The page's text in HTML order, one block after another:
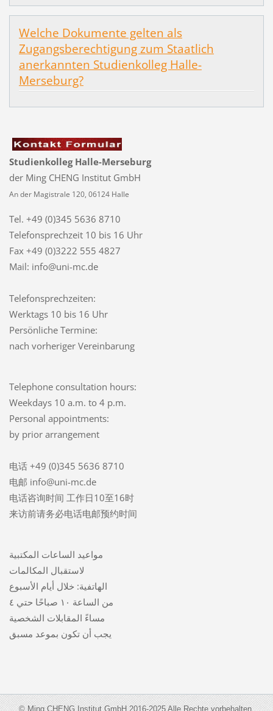
Welche Dokumente gelten als
Zugangsberechtigung zum Staatlich
anerkannten Studienkolleg Halle-
Merseburg?
Studienkolleg Halle-Merseburg
der Ming CHENG Institut GmbH
An der Magistrale 120, 06124 Halle
Tel. +49 (0)345 5636 8710
Telefonsprechzeit 10 bis 16 Uhr
Fax +49 (0)3222 555 4827
Mail: info@uni-mc.de
Telefonsprechzeiten:
Werktags 10 bis 16 Uhr
Persönliche Termine:
nach vorheriger Vereinbarung
Telephone consultation hours:
Weekdays 10 a.m. to 4 p.m.
Personal appointments:
by prior arrangement
电话 +49 (0)345 5636 8710
电邮 info@uni-mc.de
电话咨询时间 工作日10至16时
来访前请务必电话电邮预约时间
مواعيد الساعات المكتبية
لاستقبال المكالمات
الهاتفية: خلال أيام الأسبوع
من الساعة ١٠ صباحًا حتي ٤
مساءً المقابلات الشخصية
يجب أن تكون بموعد مسبق
© Ming CHENG Institut GmbH 2016-2025 Alle Rechte vorbehalten.